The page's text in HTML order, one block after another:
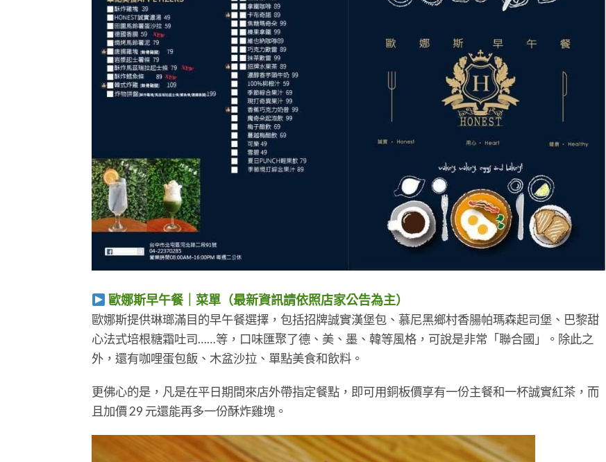
歐娜斯早午餐｜菜單（最新資訊請依照店家公告為主）
​​​​​​​歐娜斯提供琳瑯滿目的早午餐選擇，包括招牌誠實漢堡包、慕尼黑鄉村香腸帕瑪森起司堡、巴黎甜
心法式培根糖霜吐司……等，口味匯聚了德、美、墨、韓等風格，可說是非常「聯合國」。除此之
外，還有咖哩蛋包飯、木盆沙拉、單點美食和飲料。
更佛心的是，凡是在平日期間來店外帶指定餐點，即可用銅板價享有一份主餐和一杯誠實紅茶，而
且加價 29 元還能再多一份酥炸雞塊。